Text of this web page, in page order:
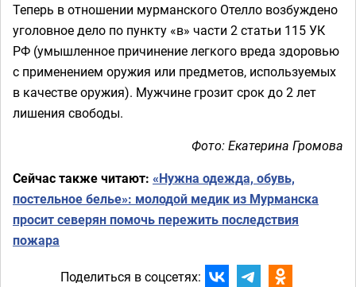
Теперь в отношении мурманского Отелло возбуждено
уголовное дело по пункту «в» части 2 статьи 115 УК
РФ (умышленное причинение легкого вреда здоровью
с применением оружия или предметов, используемых
в качестве оружия). Мужчине грозит срок до 2 лет
лишения свободы.
Фото: Екатерина Громова
Сейчас также читают: «Нужна одежда, обувь,
постельное белье»: молодой медик из Мурманска
просит северян помочь пережить последствия
пожара
Поделиться в соцсетях: